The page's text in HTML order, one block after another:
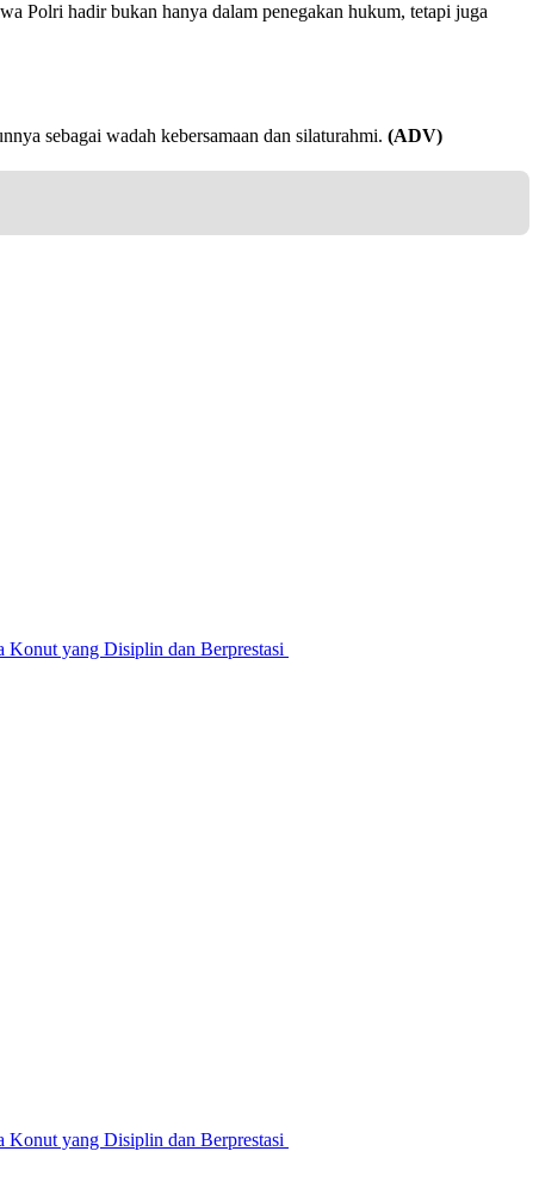
Polri hadir bukan hanya dalam penegakan hukum, tetapi juga
sebagai wadah kebersamaan dan silaturahmi. (ADV)
yang Disiplin dan Berprestasi
yang Disiplin dan Berprestasi